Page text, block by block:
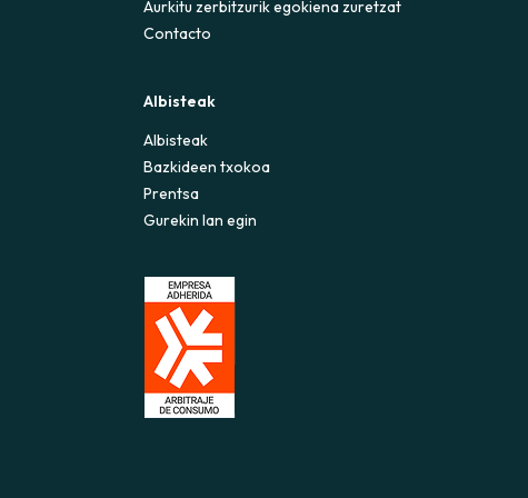
Aurkitu zerbitzurik egokiena zuretzat
Contacto
Albisteak
Albisteak
Bazkideen txokoa
Prentsa
Gurekin lan egin